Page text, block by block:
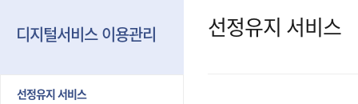
디지털서비스 이용관리
선정유지 서비스
선정유지 서비스